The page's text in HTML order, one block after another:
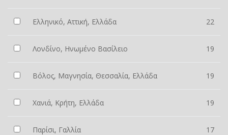
Ελληνικό, Αττική, Ελλάδα 22
Λονδίνο, Ηνωμένο Βασίλειο 19
Βόλος, Μαγνησία, Θεσσαλία, Ελλάδα 19
Χανιά, Κρήτη, Ελλάδα 19
Παρίσι, Γαλλία 17